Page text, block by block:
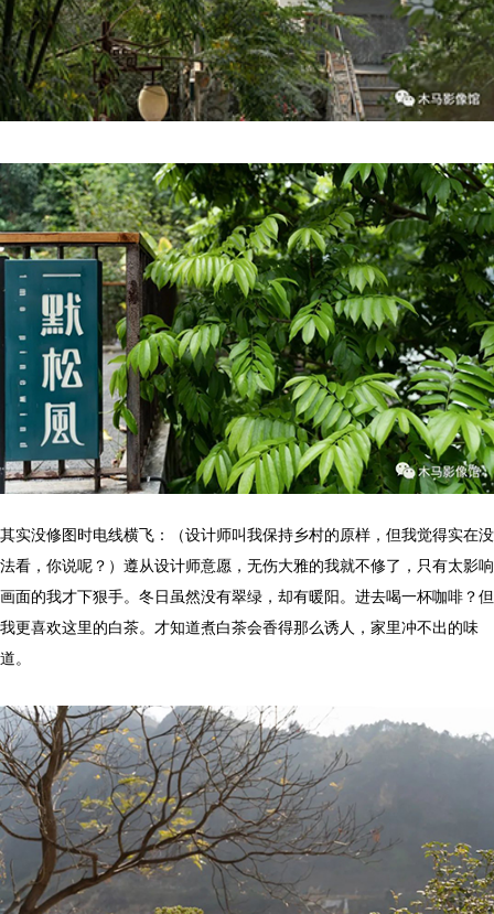
其实没修图时电线横飞：（设计师叫我保持乡村的原样，但我觉得实在没
法看，你说呢？）遵从设计师意愿，无伤大雅的我就不修了，只有太影响
画面的我才下狠手。冬日虽然没有翠绿，却有暖阳。进去喝一杯咖啡？但
我更喜欢这里的白茶。才知道煮白茶会香得那么诱人，家里冲不出的味
道。